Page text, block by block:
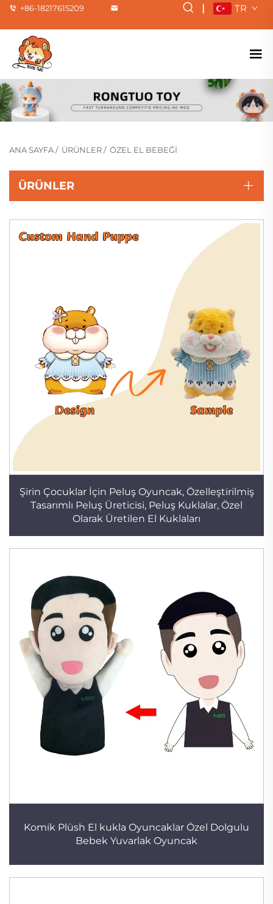
+86-18217615209 | TR
ANA SAYFA/ ÜRÜNLER/ ÖZEL EL BEBEĞI
ÜRÜNLER
Şirin Çocuklar İçin Peluş Oyuncak, Özelleştirilmiş
Tasarımlı Peluş Üreticisi, Peluş Kuklalar, Özel
Olarak Üretilen El Kuklaları
Komik Plüsh El kukla Oyuncaklar Özel Dolgulu
Bebek Yuvarlak Oyuncak